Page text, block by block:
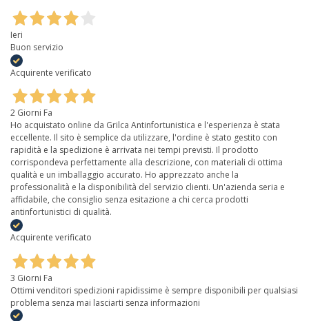
Ieri
Buon servizio
Acquirente verificato
2 Giorni Fa
Ho acquistato online da Grilca Antinfortunistica e l'esperienza è stata
eccellente. Il sito è semplice da utilizzare, l'ordine è stato gestito con
rapidità e la spedizione è arrivata nei tempi previsti. Il prodotto
corrispondeva perfettamente alla descrizione, con materiali di ottima
qualità e un imballaggio accurato. Ho apprezzato anche la
professionalità e la disponibilità del servizio clienti. Un'azienda seria e
affidabile, che consiglio senza esitazione a chi cerca prodotti
antinfortunistici di qualità.
Acquirente verificato
3 Giorni Fa
Ottimi venditori spedizioni rapidissime è sempre disponibili per qualsiasi
problema senza mai lasciarti senza informazioni